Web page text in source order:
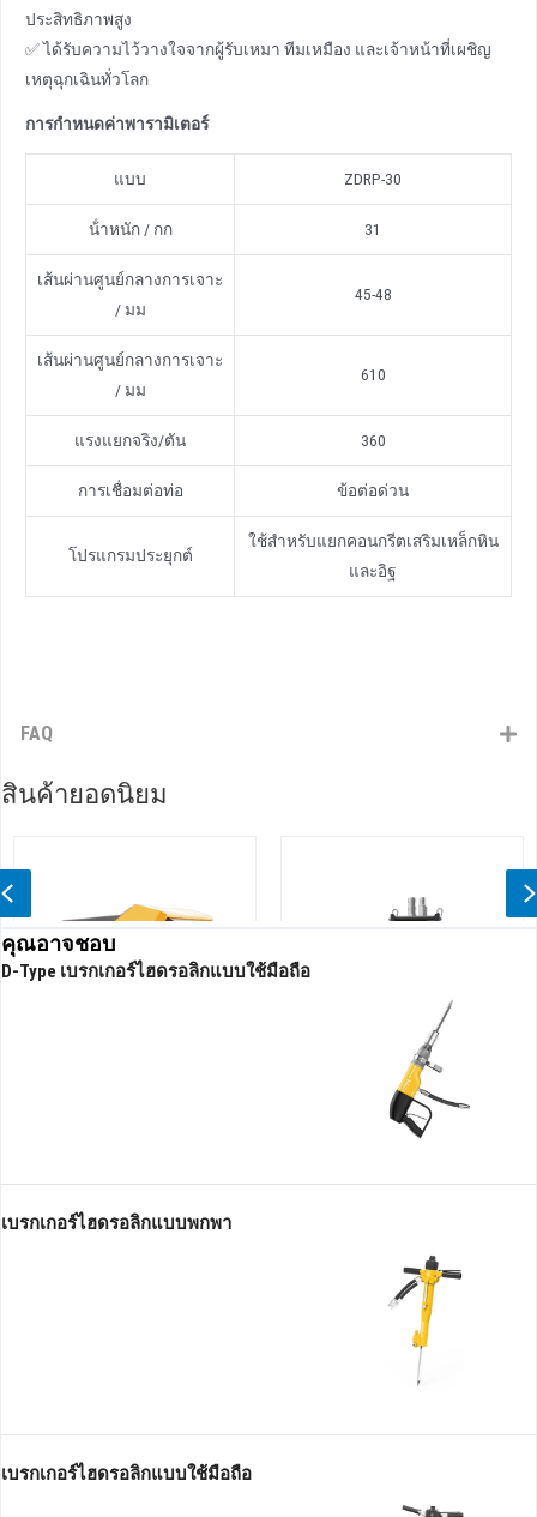
ประสิทธิภาพสูง
✅ ได้รับความไว้วางใจจากผู้รับเหมา ทีมเหมือง และเจ้าหน้าที่เผชิญ
เหตุฉุกเฉินทั่วโลก
การกําหนดค่าพารามิเตอร์
แบบ ZDRP-30
น้ําหนัก / กก 31
เส้นผ่านศูนย์กลางการเจาะ
/ มม
45-48
เส้นผ่านศูนย์กลางการเจาะ
/ มม
610
แรงแยกจริง/ตัน 360
การเชื่อมต่อท่อ ข้อต่อด่วน
โปรแกรมประยุกต์
ใช้สําหรับแยกคอนกรีตเสริมเหล็กหิน
และอิฐ
FAQ
สินค้ายอดนิยม
ปั๊มถนนลาดยางไฮดรอลิ
ประสิทธิภาพสูง
Previous
คุณอาจชอบ
D-Type เบรกเกอร์ไฮดรอลิกแบบใช้มือถือ
เบรกเกอร์ไฮดรอลิกแบบพกพา
เบรกเกอร์ไฮดรอลิกแบบใช้มือถือ